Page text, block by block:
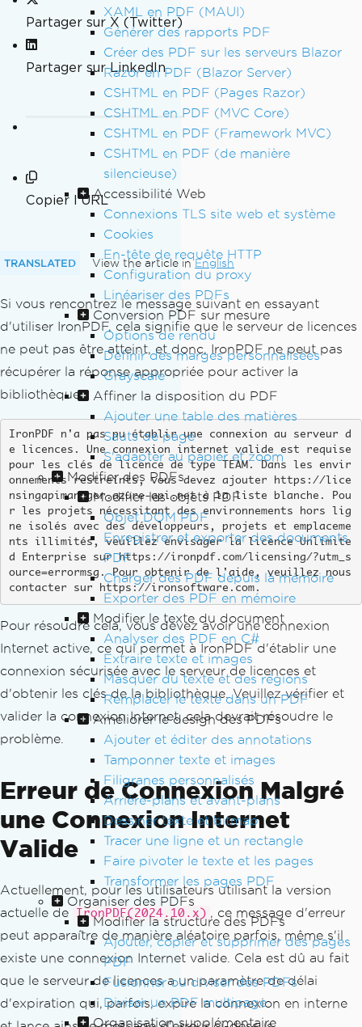
XAML en PDF (MAUI)
Générer des rapports PDF
Créer des PDF sur les serveurs Blazor
Razor en PDF (Blazor Server)
CSHTML en PDF (Pages Razor)
CSHTML en PDF (MVC Core)
CSHTML en PDF (Framework MVC)
CSHTML en PDF (de manière
silencieuse)
Accessibilité Web
Connexions TLS site web et système
Cookies
En-tête de requête HTTP
Configuration du proxy
Linéariser des PDFs
Conversion PDF sur mesure
Options de rendu
Définir des marges personnalisées
Grayscale
Affiner la disposition du PDF
Ajouter une table des matières
Sauts de page
S'adapter au papier et zoom
Modifier des PDFs
Modifier les objets PDF
Objet DOM PDF
Enregistrer et exporter des documents
PDF
Charger des PDF depuis la mémoire
Exporter des PDF en mémoire
Modifier le texte du document
Analyser des PDF en C#
Extraire texte et images
Masquer du texte et des régions
Remplacer le texte dans un PDF
Améliorer le design des PDFs
Ajouter et éditer des annotations
Tamponner texte et images
Filigranes personnalisés
Arrière-plans et avant-plans
Dessiner texte et bitmap
Tracer une ligne et un rectangle
Faire pivoter le texte et les pages
Transformer les pages PDF
Organiser des PDFs
Modifier la structure des PDFs
Ajouter, copier et supprimer des pages
PDF
Fusionner ou diviser des PDFs
Diviser un PDF multipage
Organisation supplémentaire
Partager sur X (Twitter)
Partager sur LinkedIn
Copier l'URL
TRANSLATED View the article in English
Si vous rencontrez le message suivant en essayant
d'utiliser IronPDF, cela signifie que le serveur de licences
ne peut pas être atteint, et donc, IronPDF ne peut pas
récupérer la réponse appropriée pour activer la
bibliothèque.
IronPDF n'a pas pu établir une connexion au serveur d
e licences. Une connexion internet valide est requise
pour les clés de licence de type TEAM. Dans les envir
onnements restreints, vous devez ajouter https://lice
nsingapimanager.azure-api.net à la liste blanche. Pou
r les projets nécessitant des environnements hors lig
ne isolés avec des développeurs, projets et emplaceme
nts illimités, veuillez envisager la licence Unlimite
d Enterprise sur https://ironpdf.com/licensing/?utm_s
ource=errormsg. Pour obtenir de l'aide, veuillez nous
contacter sur https://ironsoftware.com.
Pour résoudre cela, vous devez avoir une connexion
Internet active, ce qui permet à IronPDF d'établir une
connexion sécurisée avec le serveur de licences et
d'obtenir les clés de la bibliothèque. Veuillez vérifier et
valider la connexion Internet, cela devrait résoudre le
problème.
Erreur de Connexion Malgré
une Connexion Internet
Valide
Actuellement, pour les utilisateurs utilisant la version
actuelle de
IronPDF(2024.10.x) , ce message d'erreur
peut apparaître de manière aléatoire parfois, même s'il
existe une connexion Internet valide. Cela est dû au fait
que le serveur de licences a un paramètre de délai
d'expiration qui, parfois, expire la connexion en interne